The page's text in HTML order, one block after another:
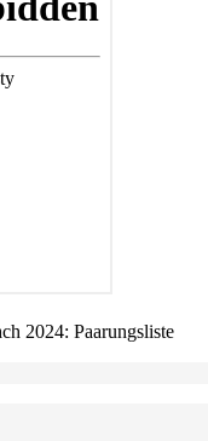
2024: Paarungsliste